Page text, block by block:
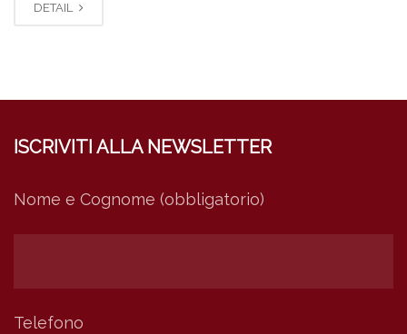
DETAIL
ISCRIVITI ALLA NEWSLETTER
Nome e Cognome (obbligatorio)
Telefono